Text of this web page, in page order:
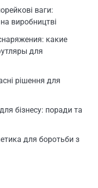
ваги:
виробництві
какие
для
рішення для
бізнесу: поради та
для боротьби з